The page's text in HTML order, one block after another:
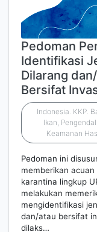
Pedoman
Identifikasi
Dilarang
Bersifat
Indonesia. KKP.
Ikan,
Keamanan
Pedoman ini
memberikan
karantina lingkup
melakukan
mengidentifikasi
dan/atau bersifat
dilaks…